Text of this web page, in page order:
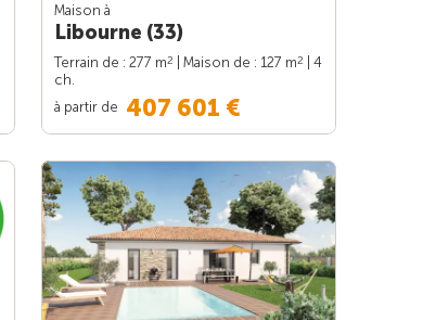
Maison à
Libourne (33)
Terrain de : 277 m2 | Maison de : 127 m2
| 4
ch.
à partir de 407 601 €